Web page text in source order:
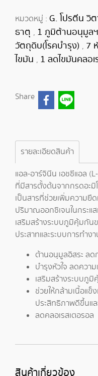
หมวดหมู่ : G. โปรตีน วิ
ธาตุ , 1 ภูมิต้านอนุมูลฯ
วัตถุดิบ(โรคบำรุง) , 7
ไขมัน , 1 ลดไขมันคลอเ
Share
รายละเอียดสินค้า
แอล-อาร์จินีน เอชซีแอล
ที่มีสารตั้งต้นจากกรดอะ
เป็นสารที่ช่วยเพิ่มความยื
ปริมาณออกซิเจนในกระแ
เสริมสร้างระบบภูมิคุ้มกัน
ประสาทและระบบการทำง
ต้านอนุมูลอิสระ ลด
บำรุงหัวใจ ลดควา
เสริมสร้างระบบภู
ช่วยให้กล้ามเนื้อแข็
ประสิทธิภาพดีขึ้นแ
ลดคลอเรสเตอรอล
สินค้าเกี่ยวข้อง